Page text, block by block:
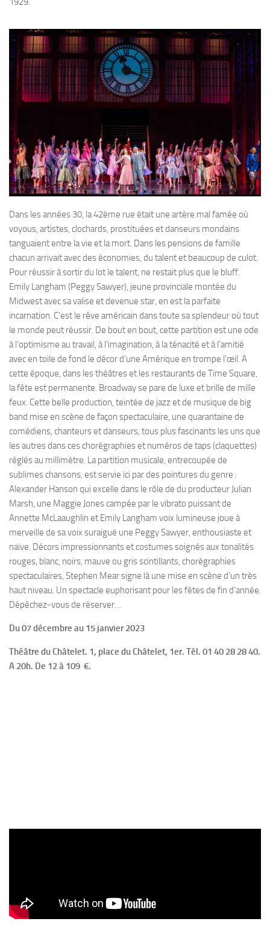
Dans les années 30, la 42ème rue était une artère mal famée où
voyous, artistes, clochards, prostituées et danseurs mondains
tanguaient entre la vie et la mort. Dans les pensions de famille
chacun arrivait avec des économies, du talent et beaucoup de culot.
Pour réussir à sortir du lot le talent, ne restait plus que le bluff.
Emily Langham (Peggy Sawyer), jeune provinciale montée du
Midwest avec sa valise et devenue star, en est la parfaite
incarnation. C’est le rêve américain dans toute sa splendeur où tout
le monde peut réussir. De bout en bout, cette partition est une ode
à l’optimisme au travail, à l’imagination, à la ténacité et à l’amitié
avec en toile de fond le décor d’une Amérique en trompe l’œil. A
cette époque, dans les théâtres et les restaurants de Time Square,
la fête est permanente. Broadway se pare de luxe et brille de mille
feux. Cette belle production, teintée de jazz et de musique de big
band mise en scène de façon spectaculaire, une quarantaine de
comédiens, chanteurs et danseurs, tous plus fascinants les uns que
les autres dans ces chorégraphies et numéros de taps (claquettes)
réglés au millimètre. La partition musicale, entrecoupée de
sublimes chansons, est servie ici par des pointures du genre :
Alexander Hanson qui excelle dans le rôle de du producteur Julian
Marsh, une Maggie Jones campée par le vibrato puissant de
Annette McLaaughlin et Emily Langham voix lumineuse joue à
merveille de sa voix suraiguë une Peggy Sawyer, enthousiaste et
naïve. Décors impressionnants et costumes soignés aux tonalités
rouges, blanc, noirs, mauve ou gris scintillants, chorégraphies
spectaculaires, Stephen Mear signe là une mise en scène d’un très
haut niveau. Un spectacle euphorisant pour les fêtes de fin d’année.
Dépêchez-vous de réserver…
Du 07 décembre au 15 janvier 2023
Théâtre du Châtelet. 1, place du Châtelet, 1er. Tél. 01 40 28 28 40.
A 20h. De 12 à 109 €.